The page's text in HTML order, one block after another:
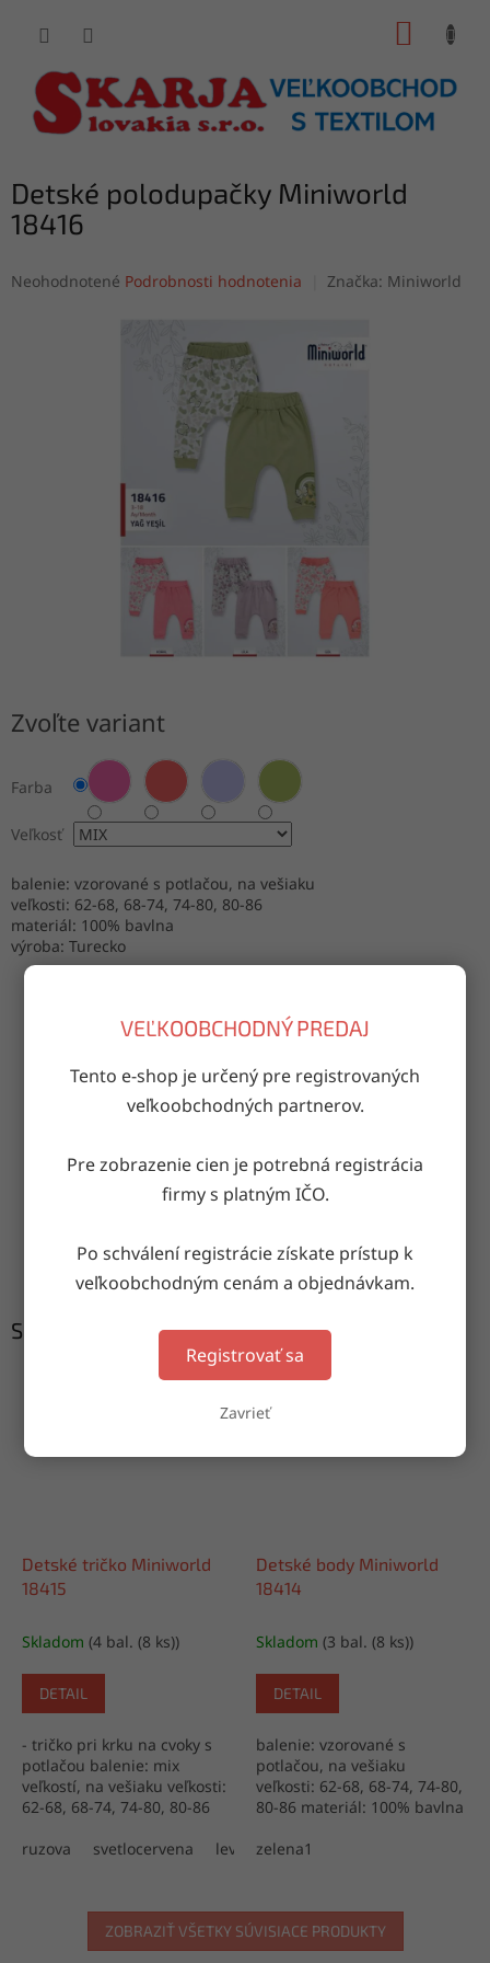
VEĽKOOBCHODNÝ PREDAJ
Tento e-shop je určený pre registrovaných
veľkoobchodných partnerov.
Pre zobrazenie cien je potrebná registrácia
firmy s platným IČO.
Po schválení registrácie získate prístup k
veľkoobchodným cenám a objednávkam.
Registrovať sa
Zavrieť
Detské polodupačky Miniworld
18416
Priemerné
Neohodnotené Podrobnosti hodnotenia Značka: Miniworld
Zvoľte variant
Farba
Veľkosť
balenie: vzorované s potlačou, na vešiaku
veľkosti: 62-68, 68-74, 74-80, 80-86
materiál: 100% bavlna
výroba: Turecko
ZDIEĽAŤ
na akúkoľvek adresu
Garancia doručenia
nepoškodeného tovaru
Súvisiaci tovar
Detské tričko Miniworld
18415
Skladom (4 bal. (8 ks))
DETAIL
- tričko pri krku na cvoky s
potlačou balenie: mix
veľkostí, na vešiaku veľkosti:
62-68, 68-74, 74-80, 80-86
výroba: Turecko
ruzova svetlocervena levandulova
Detské body Miniworld
18414
Skladom (3 bal. (8 ks))
DETAIL
balenie: vzorované s
potlačou, na vešiaku
veľkosti: 62-68, 68-74, 74-80,
80-86 materiál: 100% bavlna
zelena1
ZOBRAZIŤ VŠETKY SÚVISIACE PRODUKTY